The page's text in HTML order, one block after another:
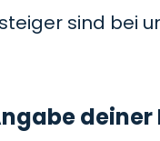
sind bei
deiner